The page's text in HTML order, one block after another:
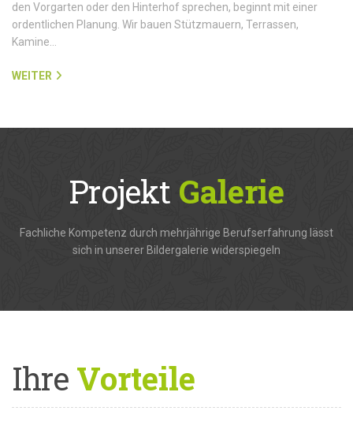
den Vorgarten oder den Hinterhof sprechen, beginnt mit einer
ordentlichen Planung. Wir bauen Stützmauern, Terrassen,
Kamine…
WEITER
Projekt Galerie
Fachliche Kompetenz durch mehrjährige Berufserfahrung lässt
sich in unserer Bildergalerie widerspiegeln
IhreVorteile